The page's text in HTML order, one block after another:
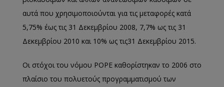
αυτά που χρησιμοποιούνται για τις μεταφορές κατά
5,75% έως τις 31 Δεκεμβρίου 2008, 7,7% ως τις 31
Δεκεμβρίου 2010 και 10% ως τις31 Δεκεμβρίου 2015.
Οι στόχοι του νόμου POPE καθορίστηκαν το 2006 στο
πλαίσιο του πολυετούς προγραμματισμού των